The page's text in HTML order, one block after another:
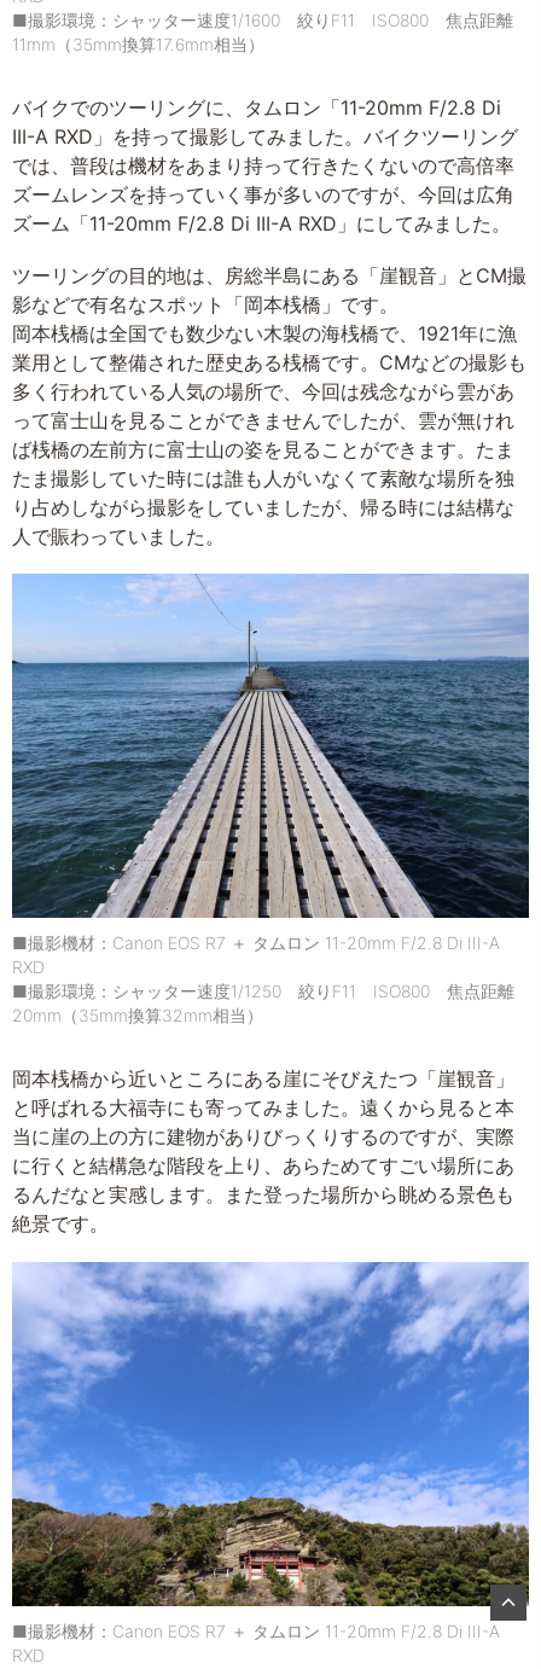
■撮影環境：シャッター速度1/1600 絞りF11 ISO800 焦点距離
11mm（35mm換算17.6mm相当）
バイクでのツーリングに、タムロン「11-20mm F/2.8 Di
III-A RXD」を持って撮影してみました。バイクツーリング
では、普段は機材をあまり持って行きたくないので高倍率
ズームレンズを持っていく事が多いのですが、今回は広角
ズーム「11-20mm F/2.8 Di III-A RXD」にしてみました。
ツーリングの目的地は、房総半島にある「崖観音」とCM撮
影などで有名なスポット「岡本桟橋」です。
岡本桟橋は全国でも数少ない木製の海桟橋で、1921年に漁
業用として整備された歴史ある桟橋です。CMなどの撮影も
多く行われている人気の場所で、今回は残念ながら雲があ
って富士山を見ることができませんでしたが、雲が無けれ
ば桟橋の左前方に富士山の姿を見ることができます。たま
たま撮影していた時には誰も人がいなくて素敵な場所を独
り占めしながら撮影をしていましたが、帰る時には結構な
人で賑わっていました。
■撮影機材：Canon EOS R7 ＋ タムロン 11-20mm F/2.8 Di III-A
RXD
■撮影環境：シャッター速度1/1250 絞りF11 ISO800 焦点距離
20mm（35mm換算32mm相当）
岡本桟橋から近いところにある崖にそびえたつ「崖観音」
と呼ばれる大福寺にも寄ってみました。遠くから見ると本
当に崖の上の方に建物がありびっくりするのですが、実際
に行くと結構急な階段を上り、あらためてすごい場所にあ
るんだなと実感します。また登った場所から眺める景色も
絶景です。
■撮影機材：Canon EOS R7 ＋ タムロン 11-20mm F/2.8 Di III-A
RXD